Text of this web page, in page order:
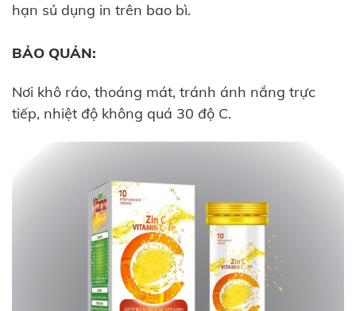
hạn sủ dụng in trên bao bì.
BẢO QUẢN:
Nơi khô ráo, thoáng mát, tránh ánh nắng trực
tiếp, nhiệt độ không quá 30 độ C.